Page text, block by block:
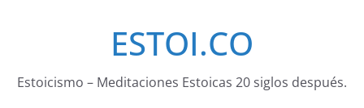
ESTOI.CO
Estoicismo – Meditaciones Estoicas 20 siglos después.